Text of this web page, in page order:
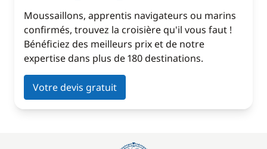
Moussaillons, apprentis navigateurs ou marins
confirmés, trouvez la croisière qu'il vous faut !
Bénéficiez des meilleurs prix et de notre
expertise dans plus de 180 destinations.
Votre devis gratuit